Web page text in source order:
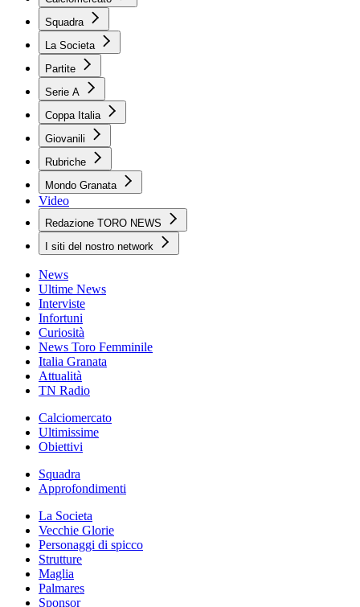
Squadra
La Societa
Partite
Serie A
Coppa Italia
Giovanili
Rubriche
Mondo Granata
Video
Redazione TORO NEWS
I siti del nostro network
News
Ultime News
Interviste
Infortuni
Curiosità
News Toro Femminile
Italia Granata
Attualità
TN Radio
Calciomercato
Ultimissime
Obiettivi
Squadra
Approfondimenti
La Societa
Vecchie Glorie
Personaggi di spicco
Strutture
Maglia
Palmares
Sponsor